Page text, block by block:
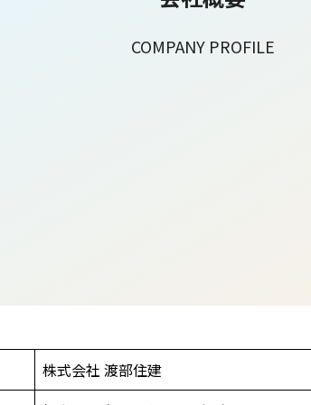
COMPANY PROFILE
株式会社 渡部住建